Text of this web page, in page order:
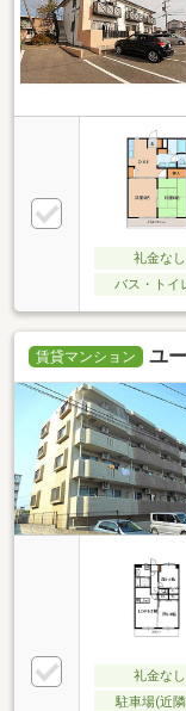
礼金なし
バス・トイ
賃貸マンション ユ
礼金なし
駐車場(近